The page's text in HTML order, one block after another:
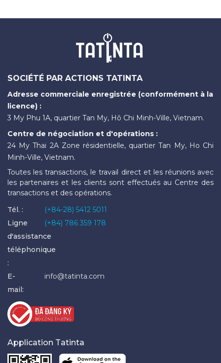
SOCIÉTÉ PAR ACTIONS TATINTA
Adresse commerciale enregistrée (conformément à la
licence) :
3 My Phu 1A, quartier Tan My, Hô Chi Minh-Ville, Vietnam.
Centre de négociation et d'opérations :
24 My Thai 2A Zone résidentielle, quartier Tan My, Ho Chi
Minh-Ville, Vietnam.
Toutes les transactions, le travail direct et les réunions avec
les partenaires et les clients sont effectués au Centre des
transactions et des opérations.
Tél. :
(+84-28) 5412 5011
Ligne
d'assistance
téléphonique
:
(+84) 786 359 178
E-
mail:
info@tatinta.com
Application Tatinta